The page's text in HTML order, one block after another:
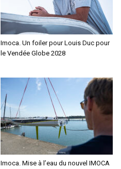
Imoca. Un foiler pour Louis Duc pour
le Vendée Globe 2028
Imoca. Mise à l’eau du nouvel IMOCA